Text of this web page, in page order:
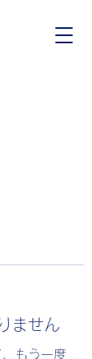
ません
もう一度